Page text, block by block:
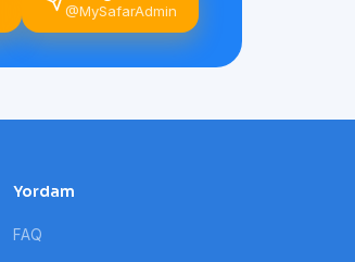
@MySafarAdmin
Yordam
FAQ